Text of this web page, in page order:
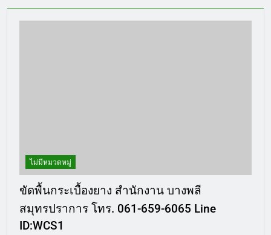
ไม่มีหมวดหมู่
ขัดพื้นกระเบื้องยาง สำนักงาน บางพลี
สมุทรปราการ โทร. 061-659-6065 Line
ID:WCS1